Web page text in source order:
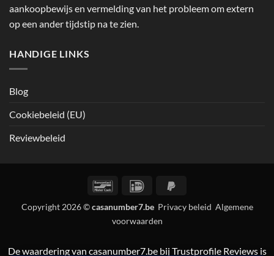
aankoopbewijs en vermelding van het probleem om extern
op een ander tijdstip na te zien.
HANDIGE LINKS
Blog
Cookiebeleid (EU)
Reviewbeleid
BancontactIDeal
Copyright 2026 ©casanumber7.be Privacy beleid Algemene
voorwaarden
De waardering van casanumber7.be bij Trustprofile Reviewsis